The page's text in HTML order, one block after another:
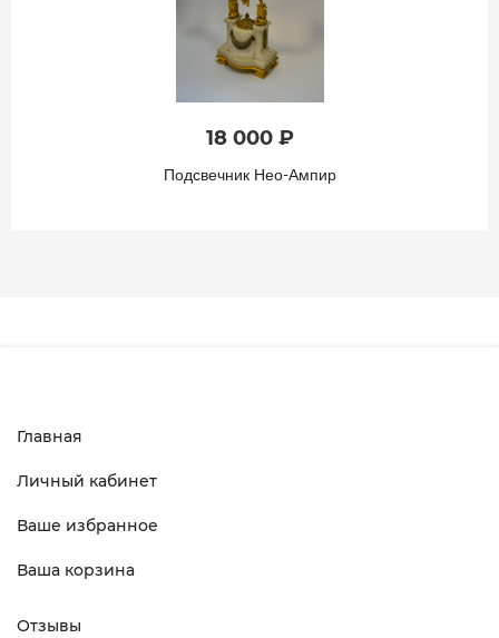
18 000 ₽
Подсвечник Нео-Ампир
Главная
Личный кабинет
Ваше избранное
Ваша корзина
Отзывы